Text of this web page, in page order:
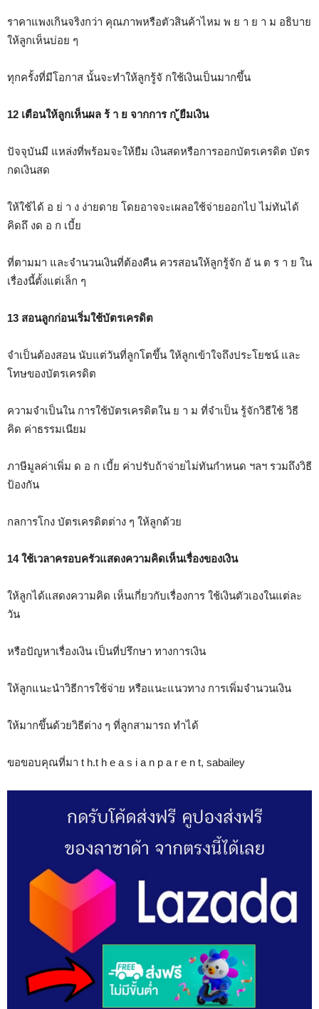
ราคาแพงเกินจริงกว่า คุณภาพหรือตัวสินค้าไหม พ ย า ย า ม อธิบาย
ให้ลูกเห็นบ่อย ๆ
ทุกครั้งที่มีโอกาส นั้นจะทำให้ลูกรู้จั กใช้เงินเป็นมากขึ้น
12 เตือนให้ลูกเห็นผล ร้ า ย จากการ ก ู้ยืมเงิน
ปัจจุบันมี แหล่งที่พร้อมจะให้ยืม เงินสดหรือการออกบัตรเครดิต บัตร
กดเงินสด
ให้ใช้ได้ อ ย่ า ง ง่ายดาย โดยอาจจะเผลอใช้จ่ายออกไป ไม่ทันได้
คิดถึ งด อ ก เบี้ย
ที่ตามมา และจำนวนเงินที่ต้องคืน ควรสอนให้ลูกรู้จัก อั น ต ร า ย ใน
เรื่องนี้ตั้งแต่เล็ก ๆ
13 สอนลูกก่อนเริ่มใช้บัตรเครดิต
จำเป็นต้องสอน นับแต่วันที่ลูกโตขึ้น ให้ลูกเข้าใจถึงประโยชน์ และ
โทษของบัตรเครดิต
ความจำเป็นใน การใช้บัตรเครดิตใน ย า ม ที่จำเป็น รู้จักวิธีใช้ วิธี
คิด ค่าธรรมเนียม
ภาษีมูลค่าเพิ่ม ด อ ก เบี้ย ค่าปรับถ้าจ่ายไม่ทันกำหนด ฯลฯ รวมถึงวิธี
ป้องกัน
กลการโกง บัตรเครดิตต่าง ๆ ให้ลูกด้วย
14 ใช้เวลาครอบครัวแสดงความคิดเห็นเรื่องของเงิน
ให้ลูกได้แสดงความคิด เห็นเกี่ยวกับเรื่องการ ใช้เงินตัวเองในแต่ละ
วัน
หรือปัญหาเรื่องเงิน เป็นที่ปรึกษา ทางการเงิน
ให้ลูกแนะนำวิธีการใช้จ่าย หรือแนะแนวทาง การเพิ่มจำนวนเงิน
ให้มากขึ้นด้วยวิธีต่าง ๆ ที่ลูกสามารถ ทำได้
ขอขอบคุณที่มา t h.t h e a s i a n p a r e n t, sabailey